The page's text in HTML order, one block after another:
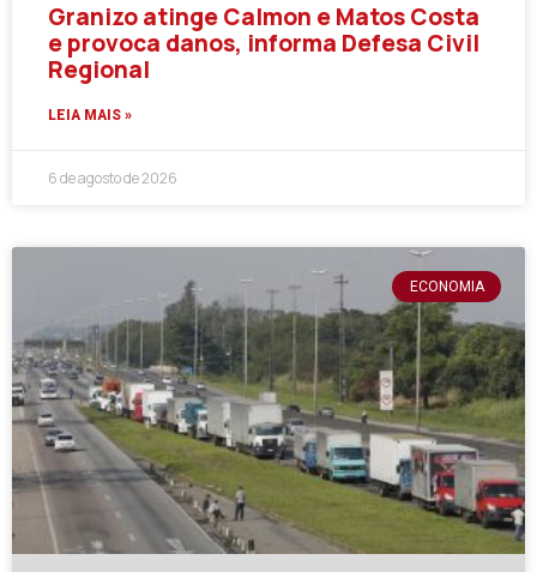
Granizo atinge Calmon e Matos Costa
e provoca danos, informa Defesa Civil
Regional
LEIA MAIS »
6 de agosto de 2026
ECONOMIA